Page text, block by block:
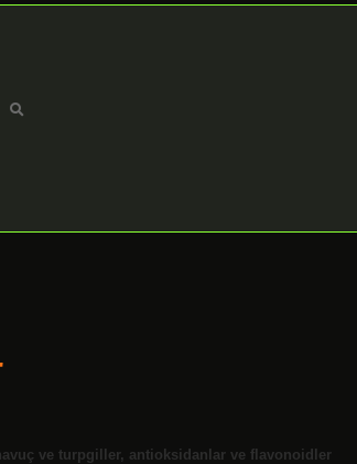
ve turpgiller, antioksidanlar ve flavonoidler